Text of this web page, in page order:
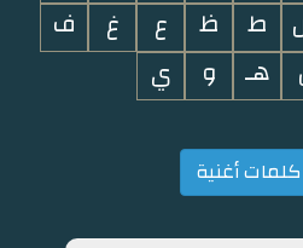
ط ظ ع غ
ف
هـ و ي
أغنية